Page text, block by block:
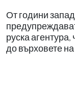
От години
руска
до върховете